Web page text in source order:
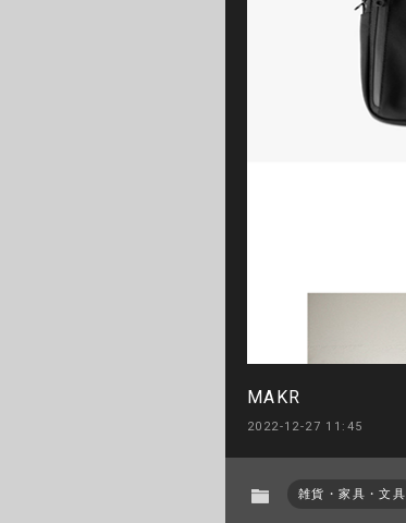
MAKR
2022-12-27 11:45
雑貨・家具・文具